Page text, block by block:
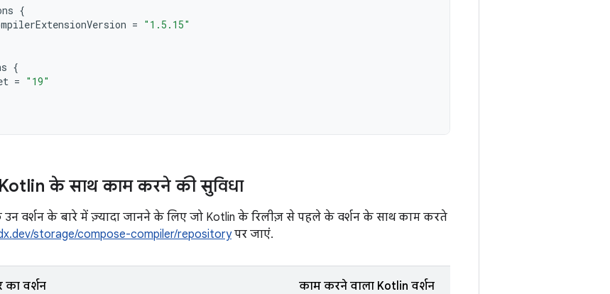
{
= "1.5.15"
{
= "19"
के साथ काम करने की सुविधा
वर्शन के बारे में ज़्यादा जानने के लिए जो Kotlin के रिलीज़ से पहले के वर्शन के साथ काम करते
storage/compose-compiler/repositoryपर जाएं.
वर्शन काम करने वाला Kotlin वर्शन